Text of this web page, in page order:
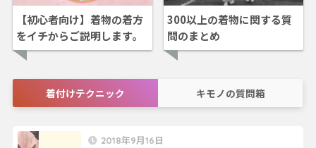
【初心者向け】着物の着方
をイチからご説明します。
300以上の着物に関する質
問のまとめ
着付けテクニック キモノの質問箱
2018年9月16日